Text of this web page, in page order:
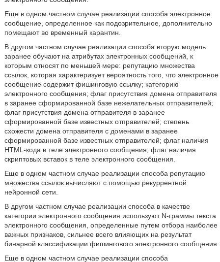
Еще в одном частном случае реализации способа электронное
сообщение, определенное как подозрительное, дополнительно
помещают во временный карантин.
В другом частном случае реализации способа вторую модель
заранее обучают на атрибутах электронных сообщений, к
которым относят по меньшей мере: репутацию множества
ссылок, которая характеризует вероятность того, что электронное
сообщение содержит фишинговую ссылку; категорию
электронного сообщения; флаг присутствия домена отправителя
в заранее сформированной базе нежелательных отправителей;
флаг присутствия домена отправителя в заранее
сформированной базе известных отправителей; степень
схожести домена отправителя с доменами в заранее
сформированной базе известных отправителей; флаг наличия
HTML-кода в теле электронного сообщения; флаг наличия
скриптовых вставок в теле электронного сообщения.
Еще в одном частном случае реализации способа репутацию
множества ссылок вычисляют с помощью рекуррентной
нейронной сети.
В другом частном случае реализации способа в качестве
категории электронного сообщения используют N-граммы текста
электронного сообщения, определенные путем отбора наиболее
важных признаков, сильнее всего влияющих на результат
бинарной классификации фишингового электронного сообщения.
Еще в одном частном случае реализации способа